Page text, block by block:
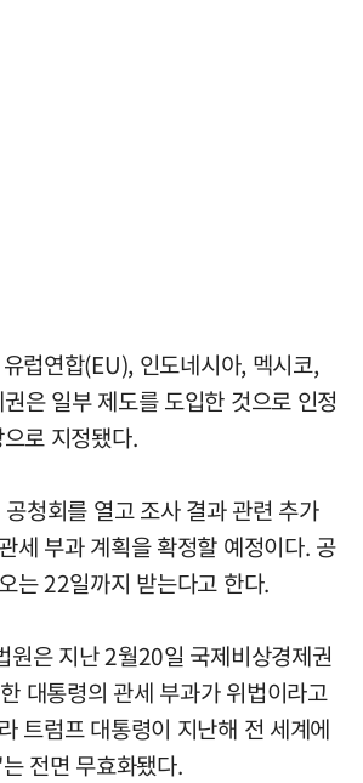
럽연합(EU), 인도네시아, 멕시코,
은 일부 제도를 도입한 것으로 인정
로 지정됐다.
청회를 열고 조사 결과 관련 추가
세 부과 계획을 확정할 예정이다. 공
는 22일까지 받는다고 한다.
원은 지난 2월20일 국제비상경제권
대통령의 관세 부과가 위법이라고
트럼프 대통령이 지난해 전 세계에
전면 무효화됐다.